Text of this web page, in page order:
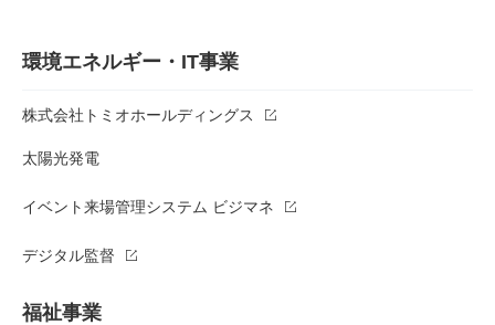
環境エネルギー・IT事業
株式会社トミオホールディングス
太陽光発電
イベント来場管理システム ビジマネ
デジタル監督
福祉事業